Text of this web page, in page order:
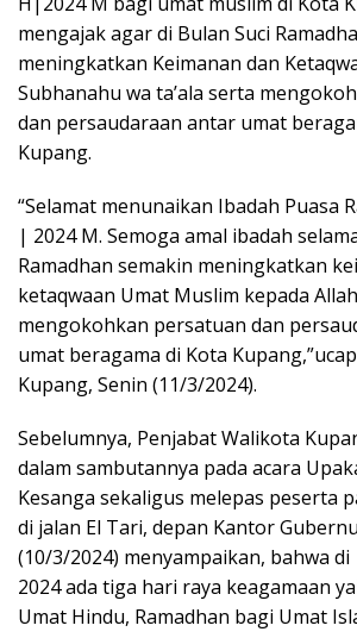
mengajak agar di Bulan Suci
meningkatkan Keimanan dan
Subhanahu wa ta’ala serta
dan persaudaraan antar umat
Kupang.
“Selamat menunaikan Ibadah Puasa
| 2024 M. Semoga amal ibadah
Ramadhan semakin meningkatkan
ketaqwaan Umat Muslim kepada
mengokohkan persatuan dan
umat beragama di Kota
Kupang, Senin (11/3/2024).
Sebelumnya, Penjabat Walikota
dalam sambutannya pada acara
Kesanga sekaligus melepas peserta
di jalan El Tari, depan Kantor
(10/3/2024) menyampaikan, bahwa
2024 ada tiga hari raya keagamaan
Umat Hindu, Ramadhan bagi Umat